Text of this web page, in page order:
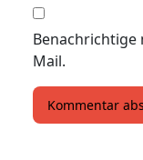
Benachrichtige
Mail.